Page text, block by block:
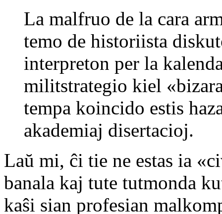
La malfruo de la cara
temo de historiista
interpreton per la
militstrategio kiel
tempa koincido estis
akademiaj disertacioj.
Laŭ mi, ĉi tie ne estas ia
banala kaj tute tutmonda
kaŝi sian profesian